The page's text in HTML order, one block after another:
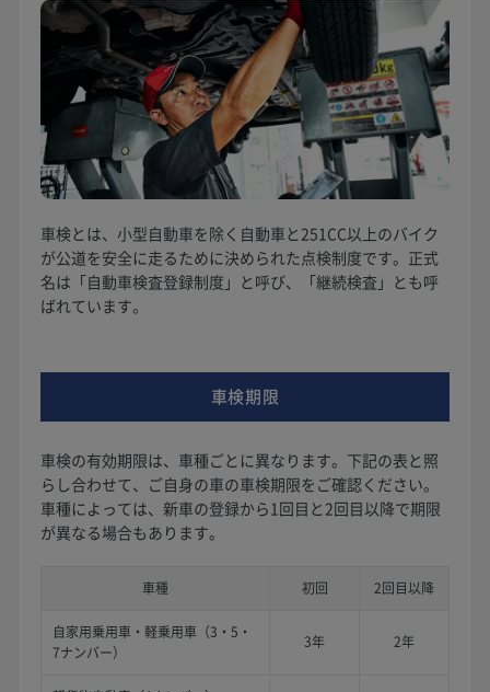
車検とは、小型自動車を除く自動車と251CC以上のバイク
が公道を安全に走るために決められた点検制度です。正式
名は「自動車検査登録制度」と呼び、「継続検査」とも呼
ばれています。
車検期限
車検の有効期限は、車種ごとに異なります。下記の表と照
らし合わせて、ご自身の車の車検期限をご確認ください。
車種によっては、新車の登録から1回目と2回目以降で期限
が異なる場合もあります。
車種 初回 2回目以降
自家用乗用車・軽乗用車（3・5・
7ナンバー）
3年 2年